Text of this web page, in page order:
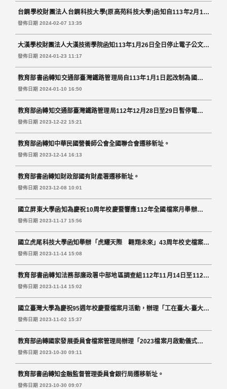
台鋼學校財團法人台鋼科技大學(原高苑科技大學)函知自113年2月1日
生效奉准更名。
發佈日期 2024-02-07 13:35
大漢學校財團法人大漢技術學院函知113年1月26日全日停止電子公文交
換作業。
發佈日期 2024-01-23 11:17
教育部書函轉知交通部臺灣鐵路管理局自113年1月1日起改制為國營臺
灣鐵路股份有限公司。
發佈日期 2024-01-10 16:50
教育部函轉知交通部臺灣鐵路管理局112年12月28日至29日暫停電子公
文交換作業。
發佈日期 2023-12-22 15:21
教育部函轉知中華民國營養師公會全國聯合會遷移新址。
發佈日期 2023-12-14 16:13
教育部書函轉知財政部國有財產署遷移新址。
發佈日期 2023-12-08 10:01
國立屏東大學函知為慶祝10周年校慶暨響應112年全國檔案月舉辦「珍
屏時聚」檔案展。
發佈日期 2023-11-17 15:56
國立虎尾科技大學函知舉辦「虎耀天際 翺翔未來」43周年校史檔案暨
綠色能源展。
發佈日期 2023-11-14 15:08
教育部書函轉知法務部廉政署中部地區調查組112年11月14日至112年
11月17日全日停止電子公文交換作業。
發佈日期 2023-11-14 15:02
國立臺灣大學為慶祝95週年校慶暨檔案月活動，辦理「工在臺大-臺大工
學院80週年檔案文物特展」活動。
發佈日期 2023-11-02 15:37
教育部函轉國家發展委員會檔案管理局辦理「2023檔案月啟動儀式暨周
邊活動」。
發佈日期 2023-10-30 09:11
教育部書函轉知金融監督管理委員會銀行局遷移新址。
發佈日期 2023-10-30 09:07